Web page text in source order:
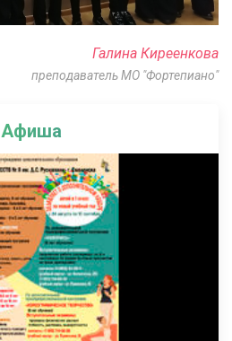
Афиша
Галина Киреенкова
преподаватель МО "Фортепиано"